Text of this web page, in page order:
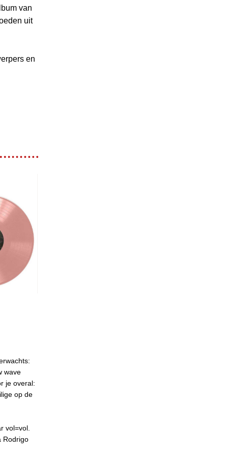
van
uit
en
wave
je overal:
op de
vol=vol.
Rodrigo